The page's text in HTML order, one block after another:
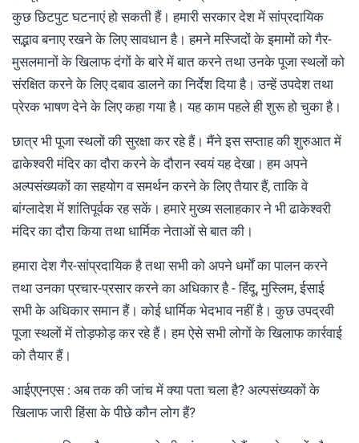
कुछ छिटपुट घटनाएं हो सकती हैं। हमारी सरकार देश में सांप्रदायिक
सद्भाव बनाए रखने के लिए सावधान है। हमने मस्जिदों के इमामों को गैर-
मुसलमानों के खिलाफ दंगों के बारे में बात करने तथा उनके पूजा स्थलों को
संरक्षित करने के लिए दबाव डालने का निर्देश दिया है। उन्हें उपदेश तथा
प्रेरक भाषण देने के लिए कहा गया है। यह काम पहले ही शुरू हो चुका है।
छात्र भी पूजा स्थलों की सुरक्षा कर रहे हैं। मैंने इस सप्ताह की शुरुआत में
ढाकेश्वरी मंदिर का दौरा करने के दौरान स्वयं यह देखा। हम अपने
अल्पसंख्यकों का सहयोग व समर्थन करने के लिए तैयार हैं, ताकि वे
बांग्लादेश में शांतिपूर्वक रह सकें। हमारे मुख्य सलाहकार ने भी ढाकेश्वरी
मंदिर का दौरा किया तथा धार्मिक नेताओं से बात की।
हमारा देश गैर-सांप्रदायिक है तथा सभी को अपने धर्मों का पालन करने
तथा उनका प्रचार-प्रसार करने का अधिकार है - हिंदू, मुस्लिम, ईसाई
सभी के अधिकार समान हैं। कोई धार्मिक भेदभाव नहीं है। कुछ उपद्रवी
पूजा स्थलों में तोड़फोड़ कर रहे हैं। हम ऐसे सभी लोगों के खिलाफ कार्रवाई
को तैयार हैं।
आईएएनएस : अब तक की जांच में क्या पता चला है? अल्पसंख्यकों के
खिलाफ जारी हिंसा के पीछे कौन लोग हैं?